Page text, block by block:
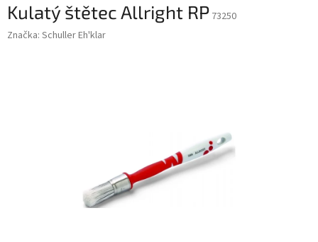
Kulatý štětec Allright RP 73250
Značka: Schuller Eh'klar